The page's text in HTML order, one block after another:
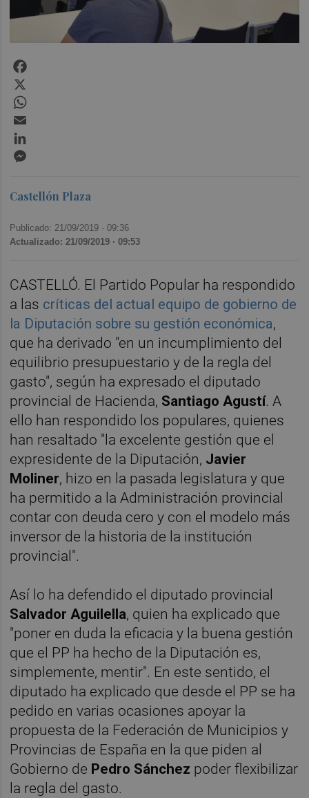
Castellón Plaza
Publicado: 21/09/2019 ·09:36
Actualizado: 21/09/2019 · 09:53
CASTELLÓ. El Partido Popular ha respondido
a las críticas del actual equipo de gobierno de
la Diputación sobre su gestión económica,
que ha derivado "en un incumplimiento del
equilibrio presupuestario y de la regla del
gasto", según ha expresado el diputado
provincial de Hacienda, Santiago Agustí. A
ello han respondido los populares, quienes
han resaltado "la excelente gestión que el
expresidente de la Diputación, Javier
Moliner, hizo en la pasada legislatura y que
ha permitido a la Administración provincial
contar con deuda cero y con el modelo más
inversor de la historia de la institución
provincial".
Así lo ha defendido el diputado provincial
Salvador Aguilella, quien ha explicado que
"poner en duda la eficacia y la buena gestión
que el PP ha hecho de la Diputación es,
simplemente, mentir". En este sentido, el
diputado ha explicado que desde el PP se ha
pedido en varias ocasiones apoyar la
propuesta de la Federación de Municipios y
Provincias de España en la que piden al
Gobierno de Pedro Sánchez poder flexibilizar
la regla del gasto.